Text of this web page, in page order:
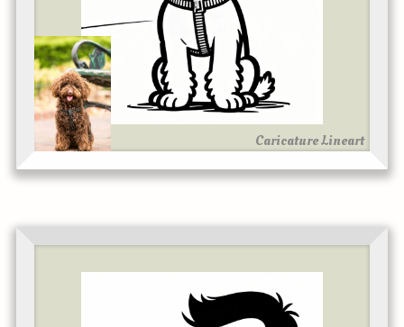
Caricature Lineart